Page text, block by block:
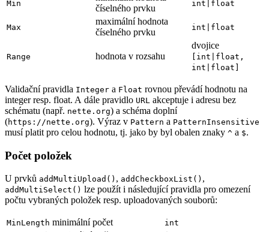
Min
číselného prvku
int|float
Max
maximální hodnota
číselného prvku
int|float
Range hodnota v rozsahu
dvojice
[int|float,
int|float]
Validační pravidla Integer a Float rovnou převádí hodnotu na
integer resp. float. A dále pravidlo URL akceptuje i adresu bez
schématu (např. nette.org) a schéma doplní
(https://nette.org). Výraz v Pattern a PatternInsensitive
musí platit pro celou hodnotu, tj. jako by byl obalen znaky ^ a $.
Počet položek
U prvků addMultiUpload() , addCheckboxList() ,
addMultiSelect() lze použít i následující pravidla pro omezení
počtu vybraných položek resp. uploadovaných souborů:
MinLength minimální počet
int